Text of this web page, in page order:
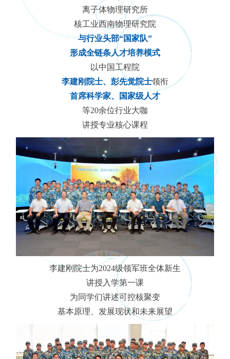
离子体物理研究所
核工业西南物理研究院
与行业头部“国家队”
形成全链条人才培养模式
以中国工程院
李建刚院士、彭先觉院士领衔
首席科学家、国家级人才
等20余位行业大咖
讲授专业核心课程
李建刚院士为2024级领军班全体新生
讲授入学第一课
为同学们讲述可控核聚变
基本原理、发展现状和未来展望